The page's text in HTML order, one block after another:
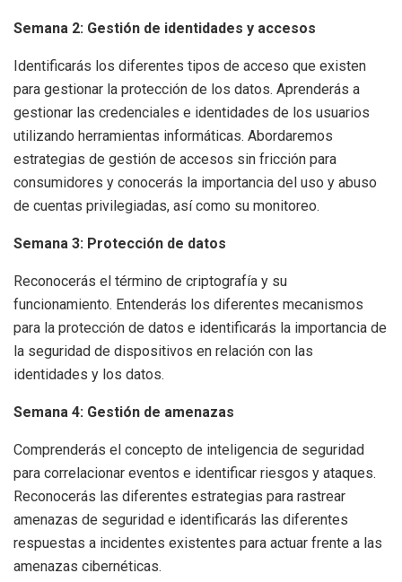
Semana 2: Gestión de identidades y accesos
Identificarás los diferentes tipos de acceso que existen
para gestionar la protección de los datos. Aprenderás a
gestionar las credenciales e identidades de los usuarios
utilizando herramientas informáticas. Abordaremos
estrategias de gestión de accesos sin fricción para
consumidores y conocerás la importancia del uso y abuso
de cuentas privilegiadas, así como su monitoreo.
Semana 3: Protección de datos
Reconocerás el término de criptografía y su
funcionamiento. Entenderás los diferentes mecanismos
para la protección de datos e identificarás la importancia de
la seguridad de dispositivos en relación con las
identidades y los datos.
Semana 4: Gestión de amenazas
Comprenderás el concepto de inteligencia de seguridad
para correlacionar eventos e identificar riesgos y ataques.
Reconocerás las diferentes estrategias para rastrear
amenazas de seguridad e identificarás las diferentes
respuestas a incidentes existentes para actuar frente a las
amenazas cibernéticas.